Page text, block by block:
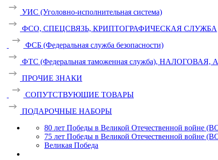
УИС (Уголовно-исполнительная система)
ФСО, СПЕЦСВЯЗЬ, КРИПТОГРАФИЧЕСКАЯ СЛУЖБА
ФСБ (Федеральная служба безопасности)
ФТС (Федеральная таможенная служба),
ПРОЧИЕ ЗНАКИ
СОПУТСТВУЮЩИЕ ТОВАРЫ
ПОДАРОЧНЫЕ НАБОРЫ
80 лет Победы в Великой Отечественной войне
75 лет Победы в Великой Отечественной войне
Великая Победа